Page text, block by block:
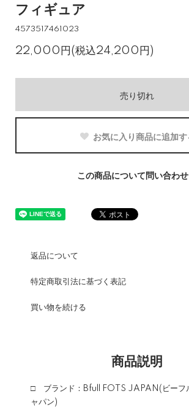
フィギュア
4573517461023
22,000円(税込24,200円)
売り切れ
お気に入り商品に追加す
この商品について問い合わ
返品について
特定商取引法に基づく表記
買い物を続ける
商品説明
□ ブランド：Bfull FOTS JAPAN(ビーフ
ャパン)